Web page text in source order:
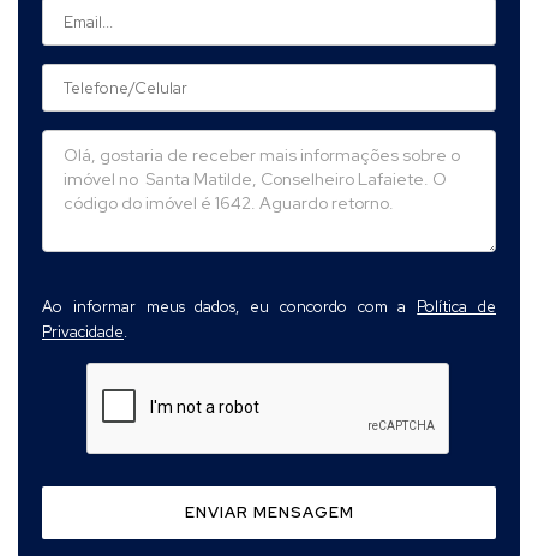
Ao informar meus dados, eu concordo com a Política de
Privacidade.
ENVIAR MENSAGEM